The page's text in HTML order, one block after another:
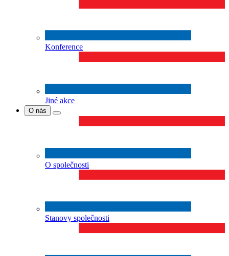
Konference
Jiné akce
O nás
O společnosti
Stanovy společnosti